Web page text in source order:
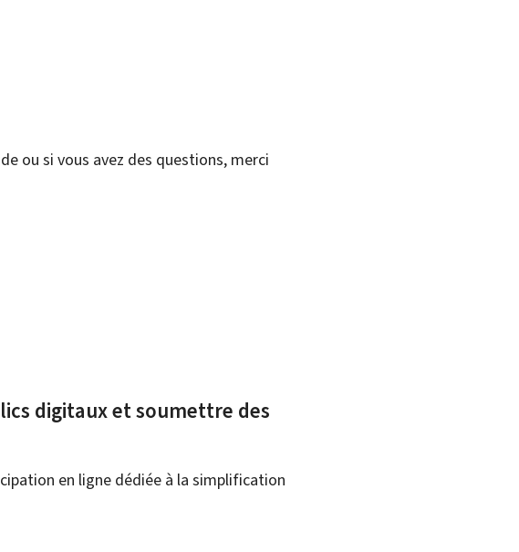
ou si vous avez des questions, merci
digitaux et soumettre des
en ligne dédiée à la simplification